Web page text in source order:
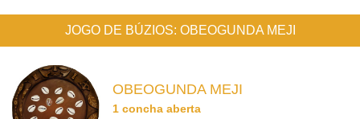
JOGO DE BÚZIOS: OBEOGUNDA MEJI
OBEOGUNDA MEJI
1 concha aberta